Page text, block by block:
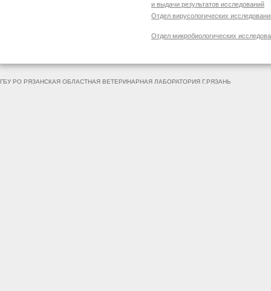
и выдачи результатов исследований
Отдел вирусологических
Отдел микробиологических
ГБУ РО РЯЗАНСКАЯ ОБЛАСТНАЯ ВЕТЕРИНАРНАЯ ЛАБОРАТОРИЯ Г.РЯЗАНЬ